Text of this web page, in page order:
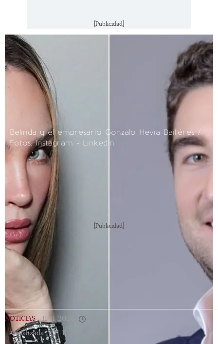
[Publicidad]
Belinda y el empresario Gonzalo Hevia Baillères /
Fotos: Instagram - LinkedIn
[Publicidad]
NOTICIAS 11/11/2024
Actualizada
11/11/2024